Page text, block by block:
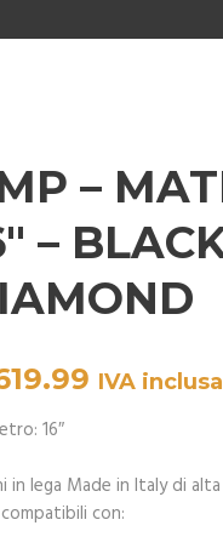
–
–
IVA inclusa
16″
in lega Made in Italy di
con: